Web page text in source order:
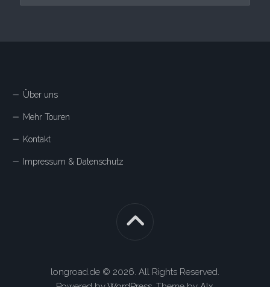
Über uns
Mehr Touren
Kontakt
Impressum & Datenschutz
longroad.de © 2026. All Rights Reserved.